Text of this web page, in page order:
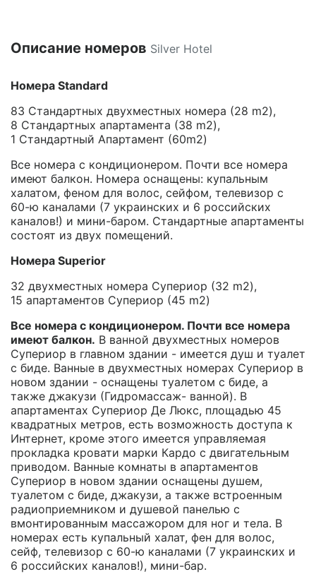
Описание номеров Silver Hotel
Номера Standard
83 Стандартных двухместных номера (28 m2),
8 Стандартных апартамента (38 m2),
1 Стандартный Апартамент (60m2)
Все номера с кондиционером. Почти все номера
имеют балкон. Номера оснащены: купальным
халатом, феном для волос, сейфом, телевизор с
60-ю каналами (7 украинских и 6 российских
каналов!) и мини-баром. Стандартные апартаменты
состоят из двух помещений.
Номера Superior
32 двухместных номера Супериор (32 m2),
15 апартаментов Супериор (45 m2)
Все номера с кондиционером. Почти все номера
имеют балкон. В ванной двухместных номеров
Супериор в главном здании - имеется душ и туалет
с биде. Ванные в двухместных номерах Супериор в
новом здании - оснащены туалетом с биде, а
также джакузи (Гидромассаж- ванной). В
апартаментах Супериор Де Люкс, площадью 45
квадратных метров, есть возможность доступа к
Интернет, кроме этого имеется управляемая
прокладка кровати марки Кардо с двигательным
приводом. Ванные комнаты в апартаментов
Супериор в новом здании оснащены душем,
туалетом с биде, джакузи, а также встроенным
радиоприемником и душевой панелью с
вмонтированным массажором для ног и тела. В
номерах есть купальный халат, фен для волос,
сейф, телевизор с 60-ю каналами (7 украинских и
6 российских каналов!), мини-бар.